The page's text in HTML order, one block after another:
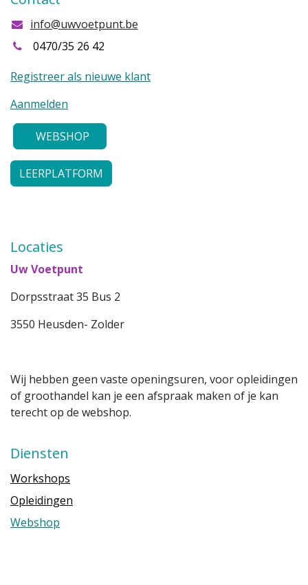
info@uwvoetpunt.be
0470/35 26 42
Registreer als nieuwe klant
Aanmelden
WEBSHOP
LEERPLATFORM
Locaties
Uw Voetpunt
Dorpsstraat 35 Bus 2
3550 Heusden- Zolder
Wij hebben geen vaste openingsuren, voor opleidingen
of groothandel kan je een afspraak maken of je kan
terecht op de webshop.
Diensten
Workshops
Opleidingen
Webshop